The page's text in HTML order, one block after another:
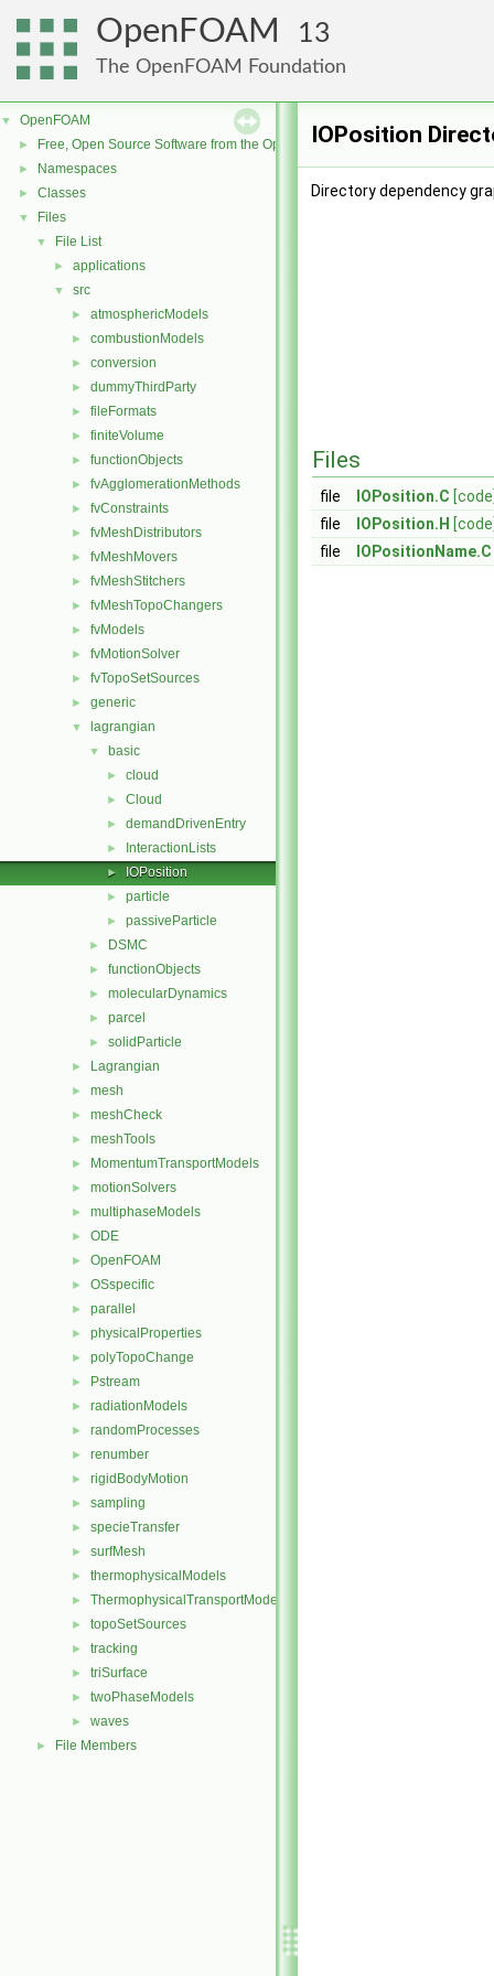
OpenFOAM 13
The OpenFOAM Foundation
▼ OpenFOAM
► Free, Open Source Software from the OpenFOAM Foundation
► Namespaces
► Classes
▼ Files
▼ File List
► applications
▼ src
► atmosphericModels
► combustionModels
► conversion
► dummyThirdParty
► fileFormats
► finiteVolume
► functionObjects
► fvAgglomerationMethods
► fvConstraints
► fvMeshDistributors
► fvMeshMovers
► fvMeshStitchers
► fvMeshTopoChangers
► fvModels
► fvMotionSolver
► fvTopoSetSources
► generic
▼ lagrangian
▼ basic
► cloud
► Cloud
► demandDrivenEntry
► InteractionLists
► IOPosition
► particle
► passiveParticle
► DSMC
► functionObjects
► molecularDynamics
► parcel
► solidParticle
► Lagrangian
► mesh
► meshCheck
► meshTools
► MomentumTransportModels
► motionSolvers
► multiphaseModels
► ODE
► OpenFOAM
► OSspecific
► parallel
► physicalProperties
► polyTopoChange
► Pstream
► radiationModels
► randomProcesses
► renumber
► rigidBodyMotion
► sampling
► specieTransfer
► surfMesh
► thermophysicalModels
► ThermophysicalTransportModels
► topoSetSources
► tracking
► triSurface
► twoPhaseModels
► waves
► File Members
IOPosition
Directory dependency
Files
file IOPosition.C
file
IOPosition.H
file
IOPositionName.C